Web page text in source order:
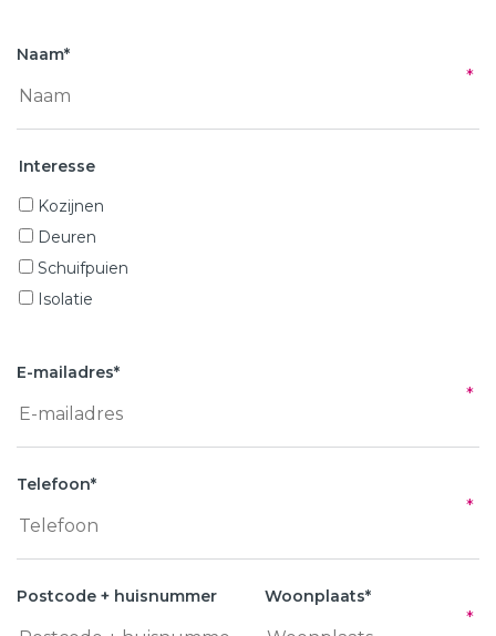
Naam*
Interesse
Kozijnen
Deuren
Schuifpuien
Isolatie
E-mailadres*
Telefoon*
Postcode + huisnummer Woonplaats*